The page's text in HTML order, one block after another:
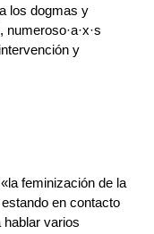
los dogmas y
y
feminización de la
en contacto
varios